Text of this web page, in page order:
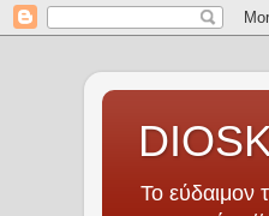
Το εύδαιμον